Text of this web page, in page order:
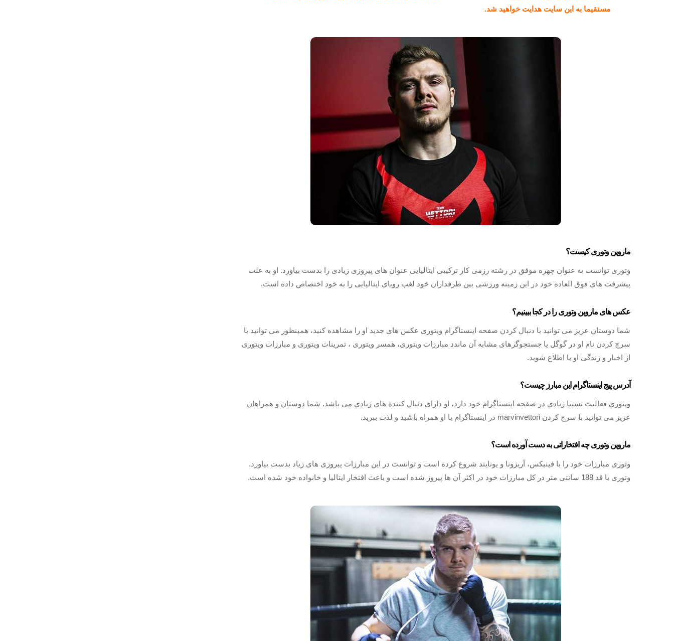
مستقیما به این سایت هدایت خواهید شد.
ماروین وتوری کیست؟
وتوری توانست به عنوان چهره موفق در رشته رزمی کار ترکیبی ایتالیایی عنوان های پیروزی زیادی را بدست بیاورد. او به علت
پیشرفت های فوق العاده خود در این زمینه ورزشی بین طرفداران خود لغب رویای ایتالیایی را به خود اختصاص داده است.
عکس های ماروین وتوری را در کجا ببینیم؟
شما دوستان عزیز می توانید با دنبال کردن صفحه اینستاگرام ویتوری عکس های جدید او را مشاهده کنید، همینطور می توانید با
سرچ کردن نام او در گوگل یا جستجوگرهای مشابه آن ماندد مبارزات ویتوری، همسر ویتوری ، تمرینات ویتوری و مبارزات ویتوری
از اخبار و زندگی او با اطلاع شوید.
آدرس پیج اینستاگرام این مبارز چیست؟
ویتوری فعالیت نسبتا زیادی در صفحه اینستاگرام خود دارد، او دارای دنبال کننده های زیادی می باشد. شما دوستان و همراهان
عزیز می توانید با سرچ کردن marvinvettori در اینستاگرام با او همراه باشید و لذت ببرید.
ماروین وتوری چه افتخاراتی به دست آورده است؟
وتوری مبارزات خود را با فینیکس، آریزونا و یونایتد شروع کرده است و توانست در این مبارزات پیروزی های زیاد بدست بیاورد.
وتوری با قد 188 سانتی متر در کل مبارزات خود در اکثر آن ها پیروز شده است و باعث افتخار ایتالیا و خانواده خود شده است.